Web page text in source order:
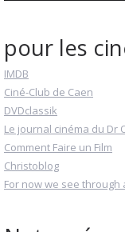
pour les
IMDB
Ciné-Club de Caen
DVDclassik
Le journal cinéma du Dr
Comment Faire un Film
Christoblog
For now we see through